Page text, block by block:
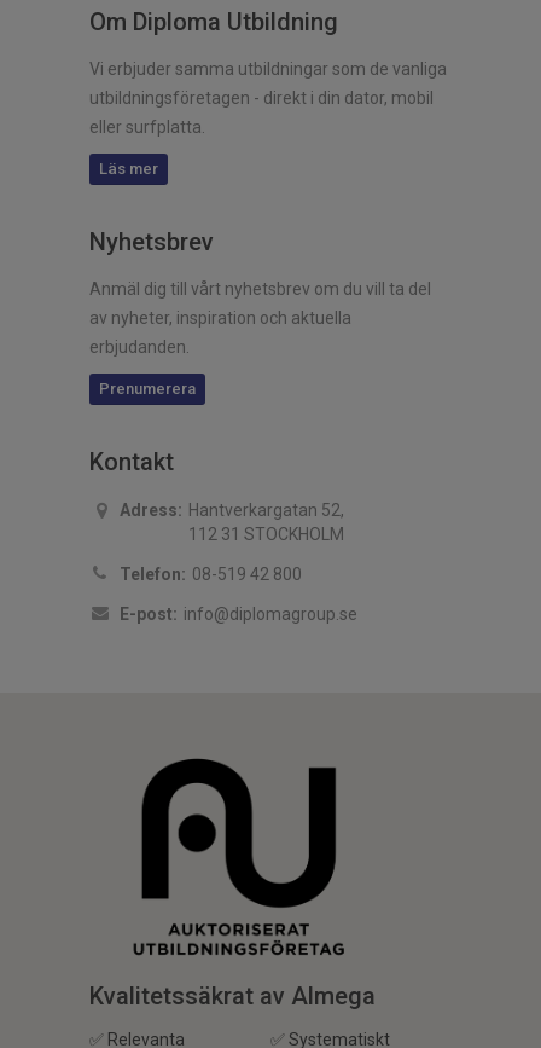
Om Diploma Utbildning
Vi erbjuder samma utbildningar som de vanliga
utbildningsföretagen - direkt i din dator, mobil
eller surfplatta.
Läs mer
Nyhetsbrev
Anmäl dig till vårt nyhetsbrev om du vill ta del
av nyheter, inspiration och aktuella
erbjudanden.
Prenumerera
Kontakt
Adress: Hantverkargatan 52,
112 31 STOCKHOLM
Telefon: 08-519 42 800
E-post: info@diplomagroup.se
Kvalitetssäkrat av Almega
✅ Relevanta ✅ Systematiskt